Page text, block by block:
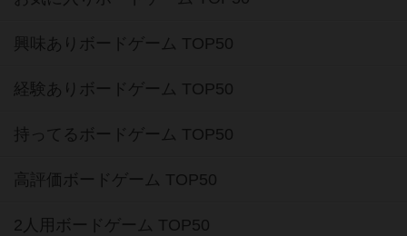
興味ありボードゲーム TOP50
経験ありボードゲーム TOP50
持ってるボードゲーム TOP50
高評価ボードゲーム TOP50
2人用ボードゲーム TOP50